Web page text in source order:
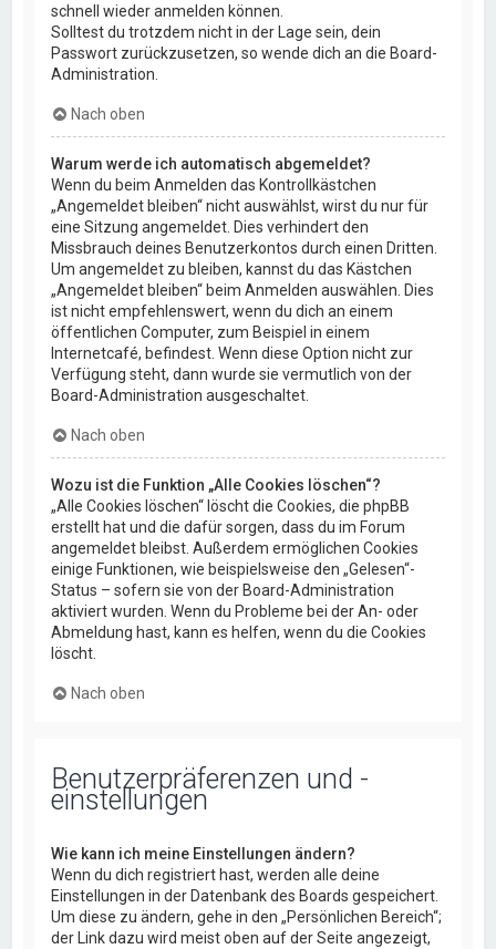
schnell wieder anmelden können.
Solltest du trotzdem nicht in der Lage sein, dein
Passwort zurückzusetzen, so wende dich an die Board-
Administration.
Nach oben
Warum werde ich automatisch abgemeldet?
Wenn du beim Anmelden das Kontrollkästchen
„Angemeldet bleiben“ nicht auswählst, wirst du nur für
eine Sitzung angemeldet. Dies verhindert den
Missbrauch deines Benutzerkontos durch einen Dritten.
Um angemeldet zu bleiben, kannst du das Kästchen
„Angemeldet bleiben“ beim Anmelden auswählen. Dies
ist nicht empfehlenswert, wenn du dich an einem
öffentlichen Computer, zum Beispiel in einem
Internetcafé, befindest. Wenn diese Option nicht zur
Verfügung steht, dann wurde sie vermutlich von der
Board-Administration ausgeschaltet.
Nach oben
Wozu ist die Funktion „Alle Cookies löschen“?
„Alle Cookies löschen“ löscht die Cookies, die phpBB
erstellt hat und die dafür sorgen, dass du im Forum
angemeldet bleibst. Außerdem ermöglichen Cookies
einige Funktionen, wie beispielsweise den „Gelesen“-
Status – sofern sie von der Board-Administration
aktiviert wurden. Wenn du Probleme bei der An- oder
Abmeldung hast, kann es helfen, wenn du die Cookies
löscht.
Nach oben
Benutzerpräferenzen und -
einstellungen
Wie kann ich meine Einstellungen ändern?
Wenn du dich registriert hast, werden alle deine
Einstellungen in der Datenbank des Boards gespeichert.
Um diese zu ändern, gehe in den „Persönlichen Bereich“;
der Link dazu wird meist oben auf der Seite angezeigt,